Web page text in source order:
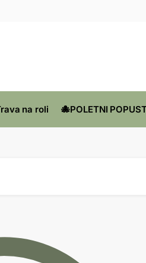
na roli 🐙POLETNI